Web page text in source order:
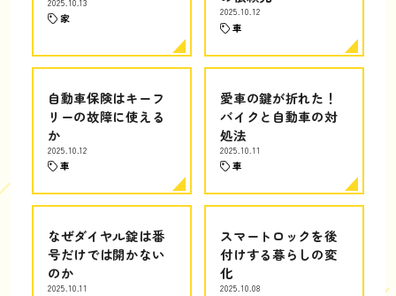
2025.10.13
家
2025.10.12
車
自動車保険はキーフ
リーの故障に使える
か
2025.10.12
車
愛車の鍵が折れた！
バイクと自動車の対
処法
2025.10.11
車
なぜダイヤル錠は番
号だけでは開かない
のか
2025.10.11
スマートロックを後
付けする暮らしの変
化
2025.10.08